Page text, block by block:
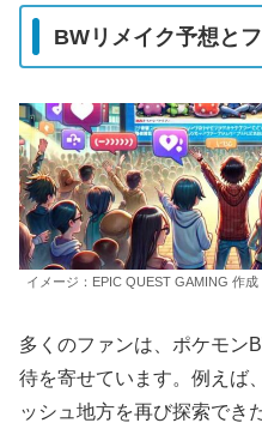
BWリメイク予想と
イメージ：EPIC QUEST GAMING 作成
多くのファンは、ポケモン
待を寄せています。例えば
ッシュ地方を再び探索でき